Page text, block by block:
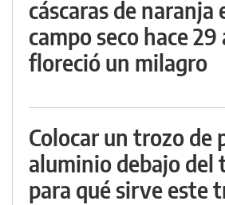
cáscaras de naranja
campo seco hace 29
floreció un milagro
Colocar un trozo de
aluminio debajo del
para qué sirve este